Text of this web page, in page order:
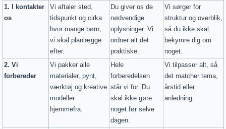
1. I kontakter
os
Vi aftaler sted,
tidspunkt og cirka
hvor mange børn,
vi skal planlægge
efter.
Du giver os de
nødvendige
oplysninger. Vi
ordner alt det
praktiske.
Vi sørger for
struktur og overblik,
så du ikke skal
bekymre dig om
noget.
2. Vi
forbereder
Vi pakker alle
materialer, pynt,
værktøj og kreative
modeller
hjemmefra.
Hele
forberedelsen
står vi for. Du
skal ikke gøre
noget før selve
dagen.
Vi tilpasser alt, så
det matcher tema,
årstid eller
anledning.